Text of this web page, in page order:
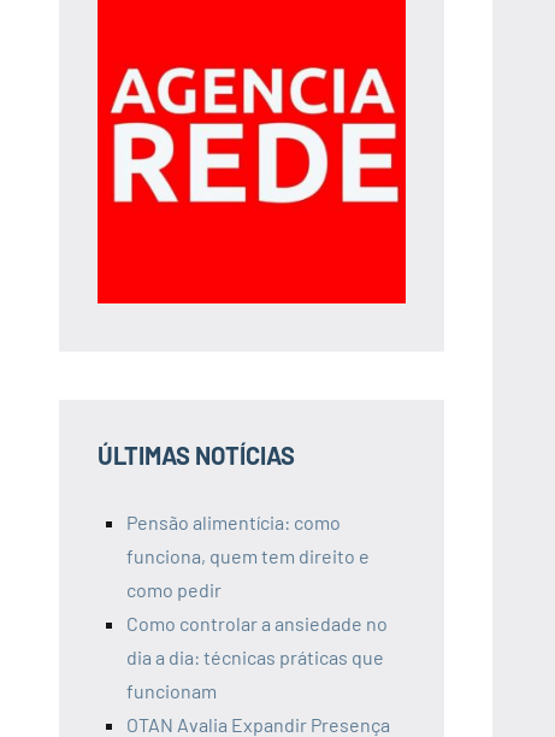
ÚLTIMAS NOTÍCIAS
Pensão alimentícia: como
funciona, quem tem direito e
como pedir
Como controlar a ansiedade no
dia a dia: técnicas práticas que
funcionam
OTAN Avalia Expandir Presença